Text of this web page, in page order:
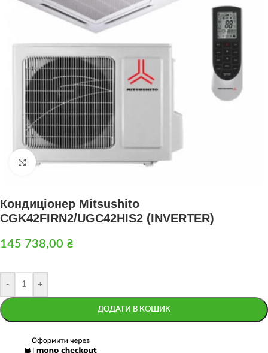
Натисніть, щоб збільшити
Кондиціонер Mitsushito
CGK42FIRN2/UGC42HIS2 (INVERTER)
145 738,00 ₴
- +
ДОДАТИ В КОШИК